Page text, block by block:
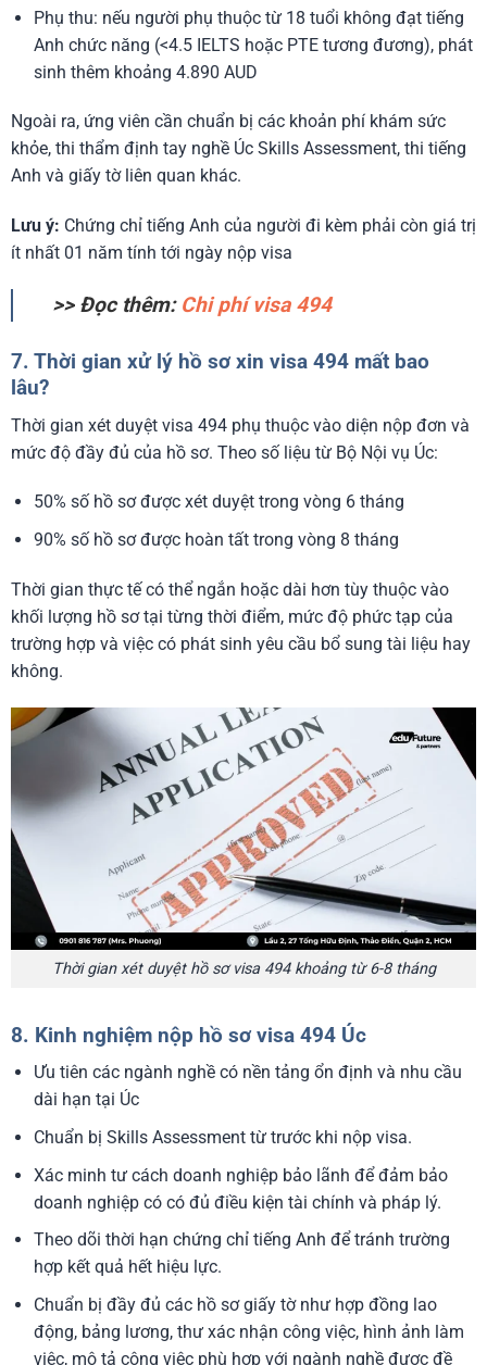
Phụ thu: nếu người phụ thuộc từ 18 tuổi không đạt tiếng
Anh chức năng (<4.5 IELTS hoặc PTE tương đương), phát
sinh thêm khoảng 4.890 AUD
Ngoài ra, ứng viên cần chuẩn bị các khoản phí khám sức
khỏe, thi thẩm định tay nghề Úc Skills Assessment, thi tiếng
Anh và giấy tờ liên quan khác.
Lưu ý: Chứng chỉ tiếng Anh của người đi kèm phải còn giá trị
ít nhất 01 năm tính tới ngày nộp visa
>> Đọc thêm: Chi phí visa 494
7. Thời gian xử lý hồ sơ xin visa 494 mất bao
lâu?
Thời gian xét duyệt visa 494 phụ thuộc vào diện nộp đơn và
mức độ đầy đủ của hồ sơ. Theo số liệu từ Bộ Nội vụ Úc:
50% số hồ sơ được xét duyệt trong vòng 6 tháng
90% số hồ sơ được hoàn tất trong vòng 8 tháng
Thời gian thực tế có thể ngắn hoặc dài hơn tùy thuộc vào
khối lượng hồ sơ tại từng thời điểm, mức độ phức tạp của
trường hợp và việc có phát sinh yêu cầu bổ sung tài liệu hay
không.
Thời gian xét duyệt hồ sơ visa 494 khoảng từ 6-8 tháng
8. Kinh nghiệm nộp hồ sơ visa 494 Úc
Ưu tiên các ngành nghề có nền tảng ổn định và nhu cầu
dài hạn tại Úc
Chuẩn bị Skills Assessment từ trước khi nộp visa.
Xác minh tư cách doanh nghiệp bảo lãnh để đảm bảo
doanh nghiệp có có đủ điều kiện tài chính và pháp lý.
Theo dõi thời hạn chứng chỉ tiếng Anh để tránh trường
hợp kết quả hết hiệu lực.
Chuẩn bị đầy đủ các hồ sơ giấy tờ như hợp đồng lao
động, bảng lương, thư xác nhận công việc, hình ảnh làm
việc, mô tả công việc phù hợp với ngành nghề được đề